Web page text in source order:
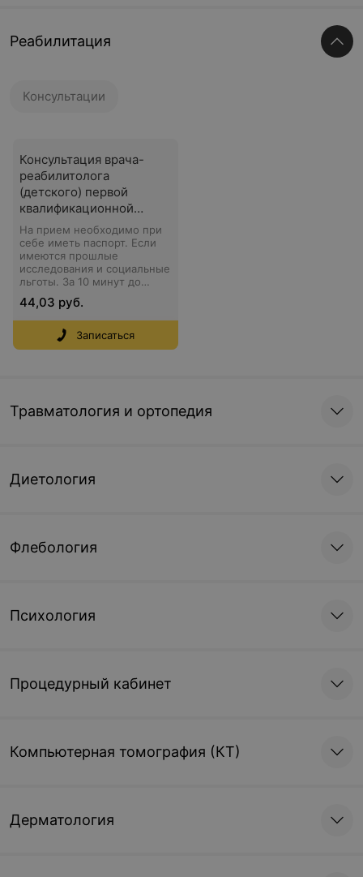
Реабилитация
Консультации
Консультация врача-
реабилитолога
(детского) первой
квалификационной
категории
На прием необходимо при
себе иметь паспорт. Если
имеются прошлые
исследования и социальные
льготы. За 10 минут до
клинике. Для
подтверждения записи с
Вами свяжется
44,03 руб.
Записаться
Травматология и ортопедия
Диетология
Флебология
Психология
Процедурный кабинет
Компьютерная томография (КТ)
Дерматология